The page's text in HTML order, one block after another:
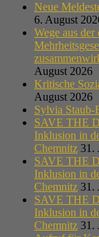
Neue
6. August
Wege aus
August 2026
Kritische
August 2026
Sylvia Staub-
SAVE THE
Inklusion in
Chemnitz 31.
SAVE THE
Inklusion in
Chemnitz 31.
SAVE THE
Inklusion in
Chemnitz 31.